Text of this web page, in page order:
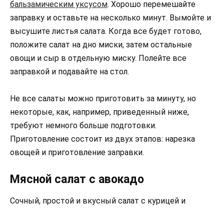
бальзамическим уксусом. Хорошо перемешайте
заправку и оставьте на несколько минут. Вымойте и
высушите листья салата. Когда все будет готово,
положите салат на дно миски, затем остальные
овощи и сыр в отдельную миску. Полейте все
заправкой и подавайте на стол.
Не все салаты можно приготовить за минуту, но
некоторые, как, например, приведенный ниже,
требуют немного больше подготовки.
Приготовление состоит из двух этапов: нарезка
овощей и приготовление заправки.
Мясной салат с авокадо
Сочный, простой и вкусный салат с курицей и